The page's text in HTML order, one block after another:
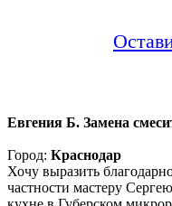
Евгения Б. Замена
Город: Краснодар
Хочу выразить
частности мастеру